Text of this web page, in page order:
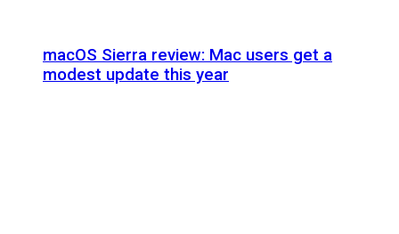
macOS Sierra review: Mac users get a
modest update this year